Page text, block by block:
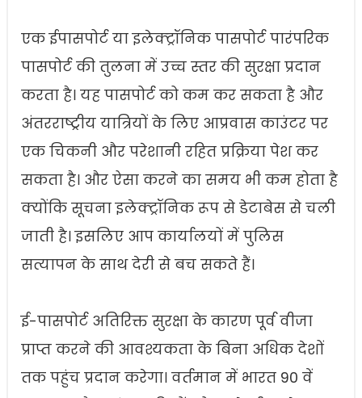
एक ईपासपोर्ट या इलेक्ट्रॉनिक पासपोर्ट पारंपरिक
पासपोर्ट की तुलना में उच्च स्तर की सुरक्षा प्रदान
करता है। यह पासपोर्ट को कम कर सकता है और
अंतरराष्ट्रीय यात्रियों के लिए आप्रवास काउंटर पर
एक चिकनी और परेशानी रहित प्रक्रिया पेश कर
सकता है। और ऐसा करने का समय भी कम होता है
क्योंकि सूचना इलेक्ट्रॉनिक रूप से डेटाबेस से चली
जाती है। इसलिए आप कार्यालयों में पुलिस
सत्यापन के साथ देरी से बच सकते हैं।
ई-पासपोर्ट अतिरिक्त सुरक्षा के कारण पूर्व वीजा
प्राप्त करने की आवश्यकता के बिना अधिक देशों
तक पहुंच प्रदान करेगा। वर्तमान में भारत 90 वें